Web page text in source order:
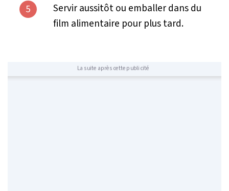
5
Servir aussitôt ou emballer dans du
film alimentaire pour plus tard.
La suite après cette publicité